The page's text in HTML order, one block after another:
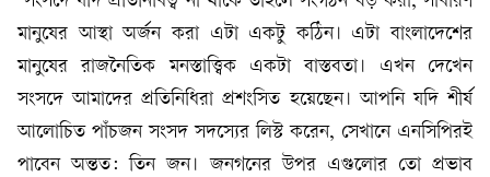
মানুষের আস্থা অর্জন করা এটা একটু কঠিন। এটা বাংলাদেশের
মানুষের রাজনৈতিক মনস্তাত্ত্বিক একটা বাস্তবতা। এখন দেখেন
সংসদে আমাদের প্রতিনিধিরা প্রশংসিত হয়েছেন। আপনি যদি শীর্ষ
আলোচিত পাঁচজন সংসদ সদস্যের লিস্ট করেন, সেখানে এনসিপিরই
পাবেন অন্তত: তিন জন। জনগনের উপর এগুলোর তো প্রভাব